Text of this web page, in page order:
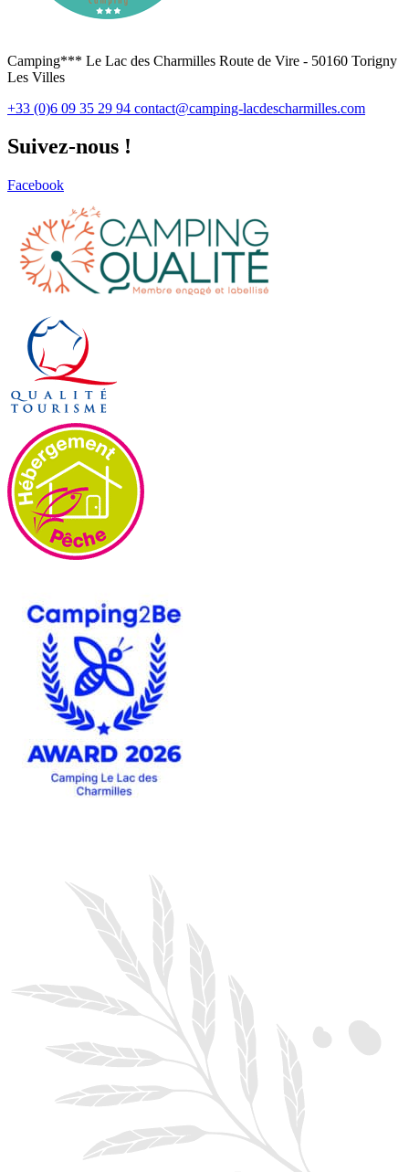
Camping*** Le Lac des Charmilles Route de Vire - 50160 Torigny
Les Villes
+33 (0)6 09 35 29 94 contact@camping-lacdescharmilles.com
Suivez-nous !
Facebook